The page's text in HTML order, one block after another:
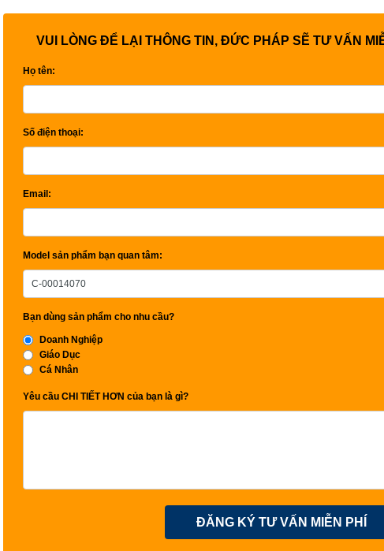
VUI LÒNG ĐỂ LẠI THÔNG TIN, ĐỨC PHÁP SẼ TƯ VẤN
Họ tên:
Số điện thoại:
Email:
Model sản phẩm bạn quan tâm:
Bạn dùng sản phẩm cho nhu cầu?
Doanh Nghiệp
Giáo Dục
Cá Nhân
Yêu cầu CHI TIẾT HƠN của bạn là gì?
ĐĂNG KÝ TƯ VẤN MIỄN PHÍ